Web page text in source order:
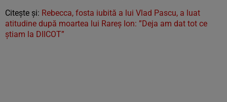
Citește și: Rebecca, fosta iubită a lui Vlad Pascu, a luat
atitudine după moartea lui Rareș Ion: ”Deja am dat tot ce
știam la DIICOT”